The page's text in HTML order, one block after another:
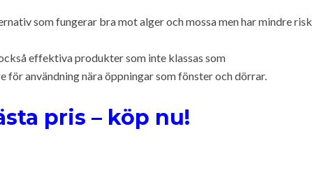
som fungerar bra mot alger och mossa men har mindre risk
effektiva produkter som inte klassas som
för användning nära öppningar som fönster och dörrar.
pris – köp nu!